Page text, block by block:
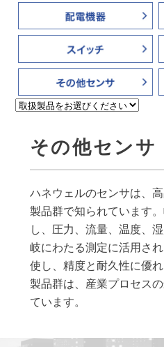
その他センサ
ハネウェルのセンサは、
製品群で知られています
し、圧力、流量、温度、
岐にわたる測定に活用さ
使し、精度と耐久性に優
製品群は、産業プロセス
ています。